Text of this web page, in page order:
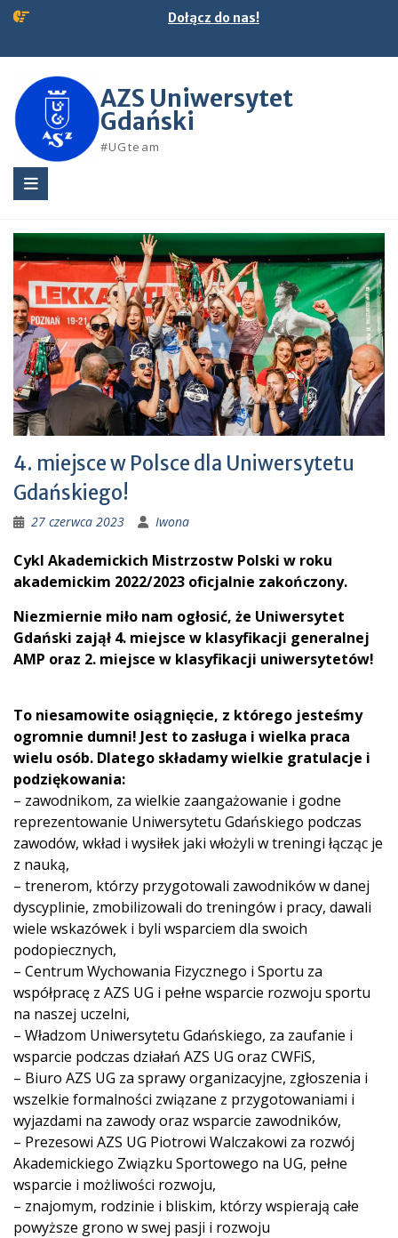
Skip
Dołącz do nas!
AZS Uniwersytet
Gdański
#UGteam
4. miejsce w Polsce dla Uniwersytetu
Gdańskiego!
27 czerwca 2023 Iwona
Cykl Akademickich Mistrzostw Polski w roku
akademickim 2022/2023 oficjalnie zakończony.
Niezmiernie miło nam ogłosić, że Uniwersytet
Gdański zajął 4. miejsce w klasyfikacji generalnej
AMP oraz 2. miejsce w klasyfikacji uniwersytetów!
To niesamowite osiągnięcie, z którego jesteśmy
ogromnie dumni! Jest to zasługa i wielka praca
wielu osób. Dlatego składamy wielkie gratulacje i
podziękowania:
– zawodnikom, za wielkie zaangażowanie i godne
reprezentowanie Uniwersytetu Gdańskiego podczas
zawodów, wkład i wysiłek jaki włożyli w treningi łącząc je
z nauką,
– trenerom, którzy przygotowali zawodników w danej
dyscyplinie, zmobilizowali do treningów i pracy, dawali
wiele wskazówek i byli wsparciem dla swoich
podopiecznych,
– Centrum Wychowania Fizycznego i Sportu za
współpracę z AZS UG i pełne wsparcie rozwoju sportu
na naszej uczelni,
– Władzom Uniwersytetu Gdańskiego, za zaufanie i
wsparcie podczas działań AZS UG oraz CWFiS,
– Biuro AZS UG za sprawy organizacyjne, zgłoszenia i
wszelkie formalności związane z przygotowaniami i
wyjazdami na zawody oraz wsparcie zawodników,
– Prezesowi AZS UG Piotrowi Walczakowi za rozwój
Akademickiego Związku Sportowego na UG, pełne
wsparcie i możliwości rozwoju,
– znajomym, rodzinie i bliskim, którzy wspierają całe
powyższe grono w swej pasji i rozwoju